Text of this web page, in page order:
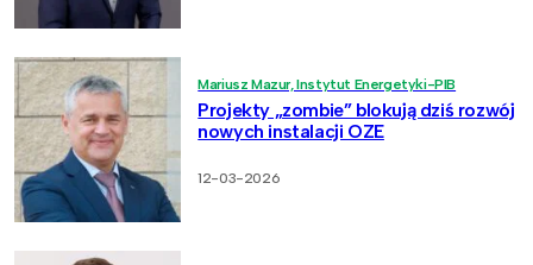
Mariusz Mazur, Instytut Energetyki-PIB
Projekty „zombie” blokują dziś rozwój
nowych instalacji OZE
12-03-2026